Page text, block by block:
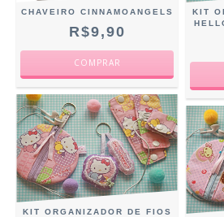
CHAVEIRO CINNAMOANGELS
R$9,90
KIT
KIT ORGANIZADOR DE FIOS